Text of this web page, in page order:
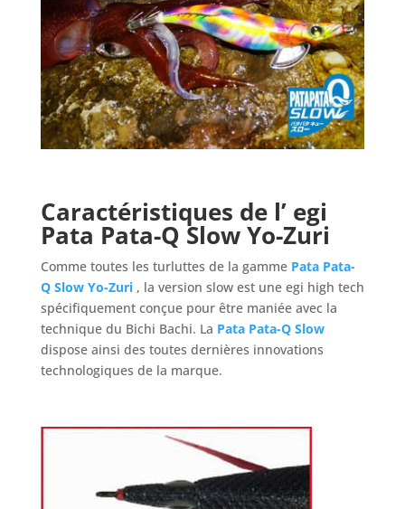
Caractéristiques de l’ egi
Pata Pata-Q Slow Yo-Zuri
Comme toutes les turluttes de la gamme Pata Pata-
Q Slow Yo-Zuri , la version slow est une egi high tech
spécifiquement conçue pour être maniée avec la
technique du Bichi Bachi. La Pata Pata-Q Slow
dispose ainsi des toutes dernières innovations
technologiques de la marque.